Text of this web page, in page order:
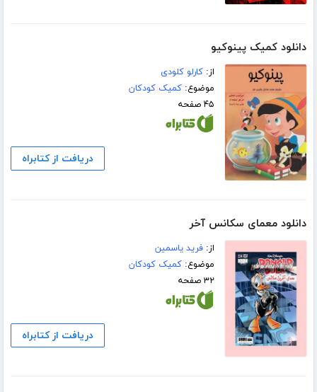
دانلود کمیک پینوکیو
از:کارلو کلودی
موضوع:کمیک کودکان
۴۵ صفحه
دریافت از کتابراه
دانلود معمای سکانس آخر
از:فرید یاسمین
موضوع:کمیک کودکان
۳۲ صفحه
دریافت از کتابراه